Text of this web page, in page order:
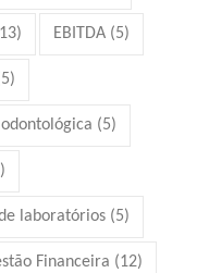
EBITDA (5)
(5)
laboratórios (5)
Financeira (12)